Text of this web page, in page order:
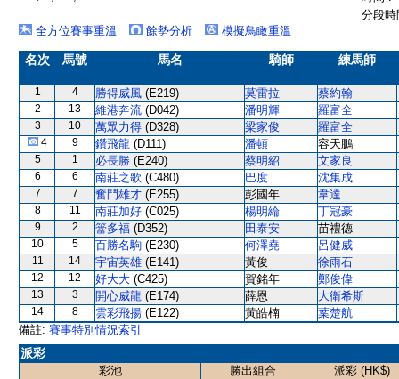
分段
全方位賽事重溫
餘勢分析 模擬鳥瞰重溫
名次 馬號 馬名 騎師 練馬師
1 4 勝得威風 (E219) 莫雷拉 蔡約翰
2 13 維港奔流 (D042) 潘明輝 羅富全
3 10 萬眾力得 (D328) 梁家俊 羅富全
4 9 鑽飛龍 (D111) 潘頓 容天鵬
5 1 必長勝 (E240) 蔡明紹 文家良
6 6 南莊之歌 (C480) 巴度 沈集成
7 7 奮鬥雄才 (E255) 彭國年 韋達
8 11 南莊加好 (C025) 楊明綸 丁冠豪
9 2 簹多福 (D352) 田泰安 苗禮德
10 5 百勝名駒 (E230) 何澤堯 呂健威
11 14 宇宙英雄 (E141) 黃俊 徐雨石
12 12 好大大 (C425) 賀銘年 鄭俊偉
13 3 開心威龍 (E174) 薛恩 大衛希斯
14 8 雲彩飛揚 (E122) 黃皓楠
葉楚航
備註: 賽事特別情況索引
派彩
彩池 勝出組合
派彩 (HK$)